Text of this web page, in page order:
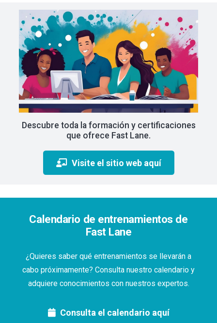
Descubre toda la formación y certificaciones
que ofrece Fast Lane.
Visite el sitio web aquí
Calendario de entrenamientos de
Fast Lane
¿Quieres saber qué entrenamientos se llevarán a
cabo próximamente? Consulta nuestro calendario y
adquiere conocimientos con nuestros expertos.
Consulta el calendario aquí